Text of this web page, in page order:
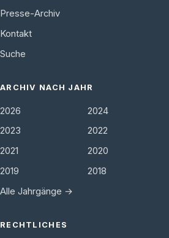
Presse-Archiv
Kontakt
Suche
ARCHIV NACH JAHR
2026
2024
2023
2022
2021
2020
2019
2018
Alle Jahrgänge →
RECHTLICHES